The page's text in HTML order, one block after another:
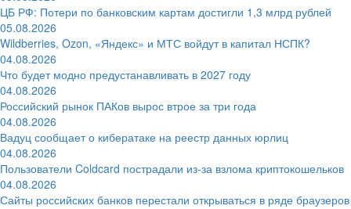
ЦБ РФ: Потери по банковским картам достигли 1,3 млрд рублей
05.08.2026
Wildberries, Ozon, «Яндекс» и МТС войдут в капитал НСПК?
04.08.2026
Что будет модно предустанавливать в 2027 году
04.08.2026
Российский рынок ПАКов вырос втрое за три года
04.08.2026
Вадуц сообщает о кибератаке на реестр данных юрлиц
04.08.2026
Пользователи Coldcard пострадали из-за взлома криптокошельков
04.08.2026
Сайты российских банков перестали открываться в ряде браузеров